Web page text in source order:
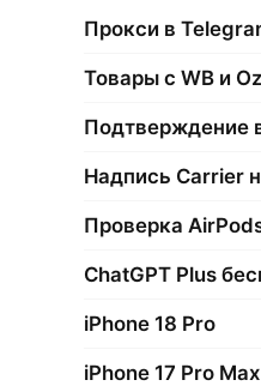
Прокси в
Товары с WB и
Надпись Carrier
Проверка
ChatGPT Plus
iPhone 18 Pro
iPhone 17 Pro Max